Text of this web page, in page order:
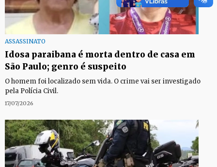
ASSASSINATO
Idosa paraibana é morta dentro de casa em
São Paulo; genro é suspeito
O homem foi localizado sem vida. O crime vai ser investigado
pela Polícia Civil.
17/07/2026